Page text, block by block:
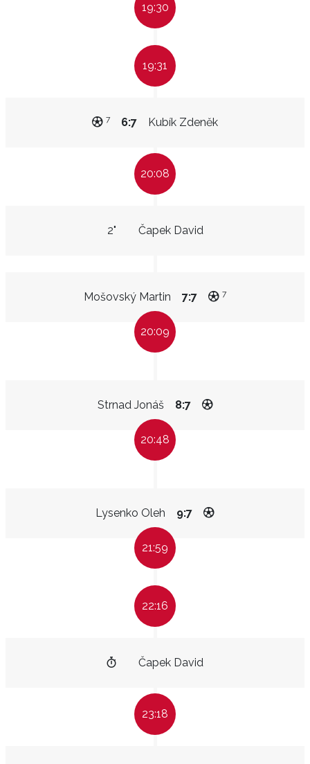
19:30
19:31
Kubík Zdeněk
6:7
7
20:08
Čapek David
2"
Mošovský Martin 7:7 7
20:09
Strnad Jonáš 8:7
20:48
Lysenko Oleh 9:7
21:59
22:16
Čapek David
23:18